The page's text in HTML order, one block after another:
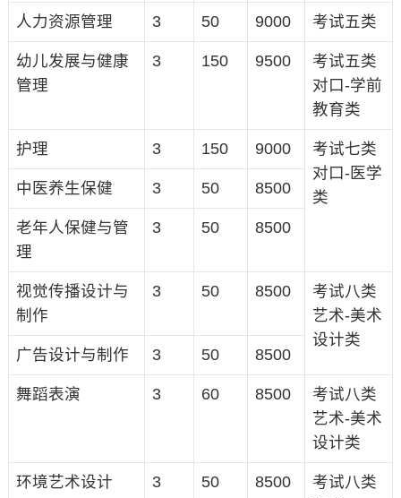
人力资源管理 3 50 9000 考试五类
幼儿发展与健康
管理
3 150 9500
考试五类
对口-学前
教育类
护理 3 150 9000
考试七类
对口-医学
类
中医养生保健 3 50 8500
老年人保健与管
理
3 50 8500
视觉传播设计与
制作
3 50 8500
考试八类
艺术-美术
设计类
广告设计与制作
3 50 8500
舞蹈表演 3 60 8500
考试八类
艺术-美术
设计类
环境艺术设计 3 50 8500
考试八类